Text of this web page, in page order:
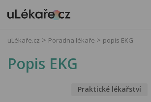
uLékaře.cz Poradna lékaře popis EKG
Popis EKG
Praktické lékařství